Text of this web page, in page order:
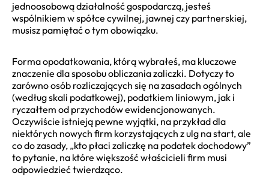
jednoosobową działalność gospodarczą, jesteś
wspólnikiem w spółce cywilnej, jawnej czy partnerskiej,
musisz pamiętać o tym obowiązku.
Forma opodatkowania, którą wybrałeś, ma kluczowe
znaczenie dla sposobu obliczania zaliczki. Dotyczy to
zarówno osób rozliczających się na zasadach ogólnych
(według skali podatkowej), podatkiem liniowym, jak i
ryczałtem od przychodów ewidencjonowanych.
Oczywiście istnieją pewne wyjątki, na przykład dla
niektórych nowych firm korzystających z ulg na start, ale
co do zasady, „kto płaci zaliczkę na podatek dochodowy”
to pytanie, na które większość właścicieli firm musi
odpowiedzieć twierdząco.